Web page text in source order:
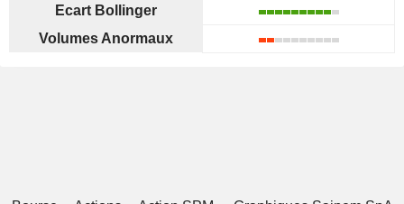
Ecart Bollinger
Volumes Anormaux